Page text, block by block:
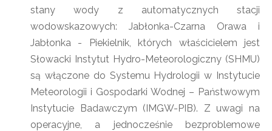
stany wody z automatycznych stacji
wodowskazowych: Jabłonka-Czarna Orawa i
Jabłonka - Piekielnik, których właścicielem jest
Słowacki Instytut Hydro-Meteorologiczny (SHMU)
są włączone do Systemu Hydrologii w Instytucie
Meteorologii i Gospodarki Wodnej – Państwowym
Instytucie Badawczym (IMGW-PIB). Z uwagi na
operacyjne, a jednocześnie bezproblemowe